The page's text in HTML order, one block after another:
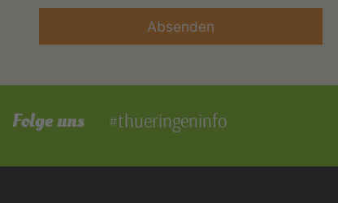
Folge uns #thueringeninfo